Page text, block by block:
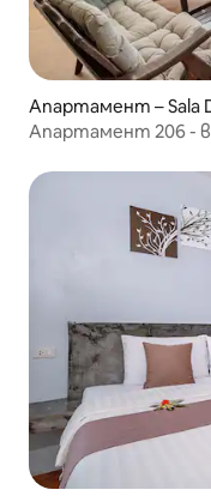
Апартамент – Sala
Апартамент 206 -